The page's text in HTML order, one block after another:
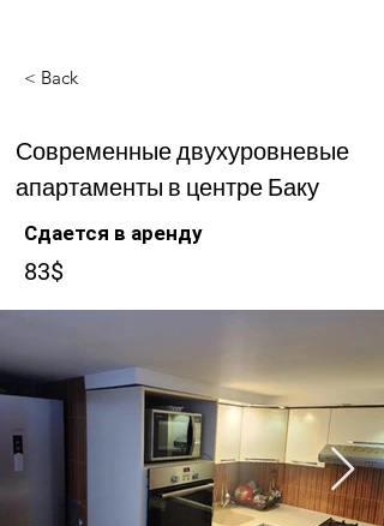
< Back
Современные двухуровневые
апартаменты в центре Баку
Сдается в аренду
83$